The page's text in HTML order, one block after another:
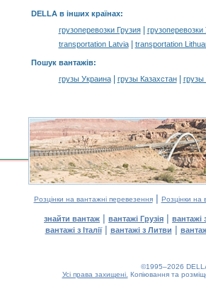
DELLA в інших країнах:
грузоперевозки Грузия| грузоперевозки
transportation Latvia| transportation
Пошук вантажів:
грузы Украина| грузы Казахстан|
Розцінки на вантажні перевезення| Розцінки на
знайти вантаж | вантажі Грузія | вантажі
вантажі з Італії| вантажі з Литви |
©1995–2026
Усі права захищені. Копіювання та